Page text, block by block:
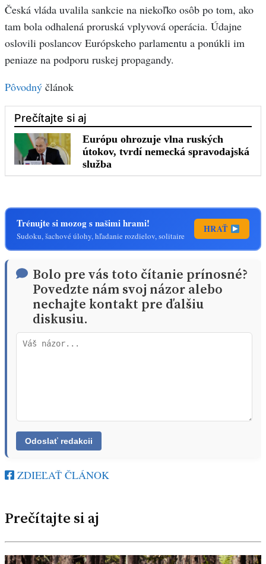
Česká vláda uvalila sankcie na niekoľko osôb po tom, ako
tam bola odhalená proruská vplyvová operácia. Údajne
oslovili poslancov Európskeho parlamentu a ponúkli im
peniaze na podporu ruskej propagandy.
Pôvodný článok
Trénujte si mozog s našimi hrami!
Sudoku, šachové úlohy, hľadanie rozdielov, solitaire
HRAŤ
Bolo pre vás toto čítanie prínosné?
Povedzte nám svoj názor alebo
nechajte kontakt pre ďalšiu
diskusiu.
ZDIEĽAŤ ČLÁNOK
Prečítajte si aj